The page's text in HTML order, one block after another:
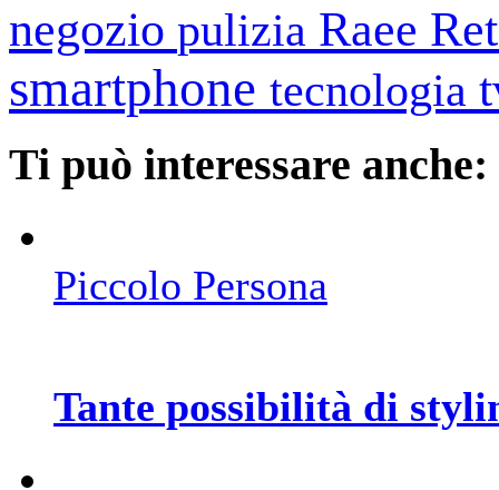
negozio pulizia Raee
smartphone tecnologia
Ti può interessare anche:
Piccolo Persona
Tante possibilità di